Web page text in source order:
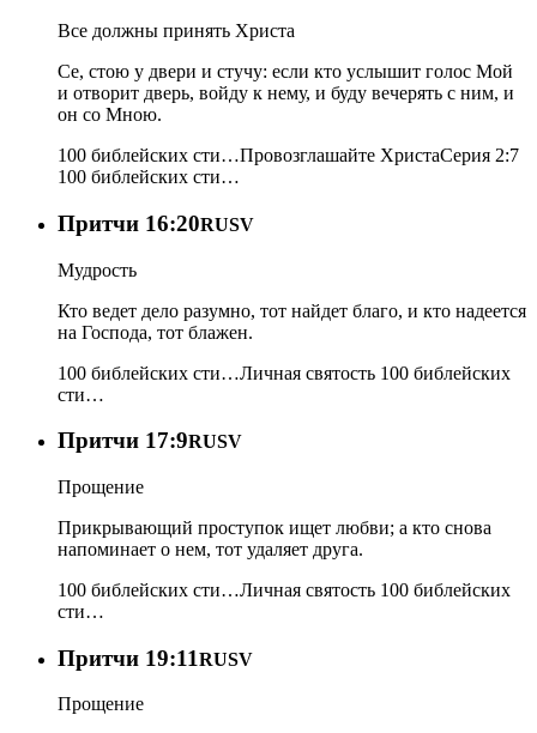
Все должны принять Христа
Се, стою у двери и стучу: если кто услышит голос Мой
и отворит дверь, войду к нему, и буду вечерять с ним, и
он со Мною.
100 библейских сти…Провозглашайте ХристаСерия 2:7
100 библейских сти…
Притчи 16:20RUSV
Мудрость
Кто ведет дело разумно, тот найдет благо, и кто надеется
на Господа, тот блажен.
100 библейских сти…Личная святость 100 библейских
сти…
Притчи 17:9RUSV
Прощение
Прикрывающий проступок ищет любви; а кто снова
напоминает о нем, тот удаляет друга.
100 библейских сти…Личная святость 100 библейских
сти…
Притчи 19:11RUSV
Прощение